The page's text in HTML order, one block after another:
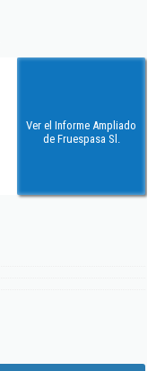
Ver el Informe Ampliado
de Fruespasa Sl.